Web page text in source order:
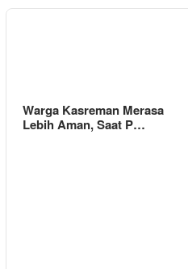
Warga Kasreman Merasa
Lebih Aman, Saat P…